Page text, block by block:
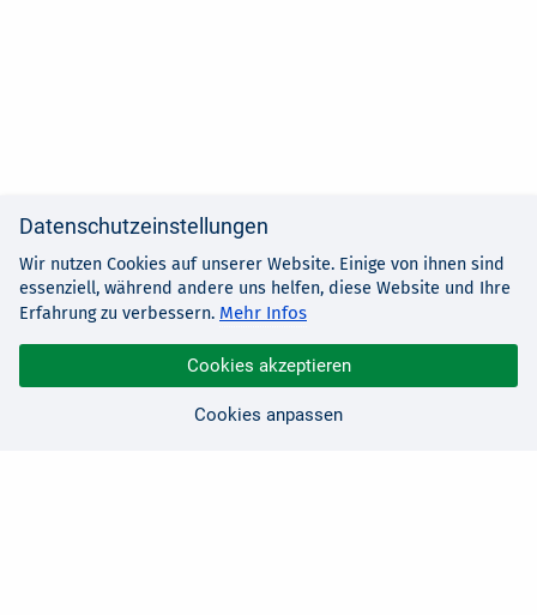
Datenschutzeinstellungen
Wir nutzen Cookies auf unserer Website. Einige von ihnen sind
essenziell, während andere uns helfen, diese Website und Ihre
Erfahrung zu verbessern. Mehr Infos
Cookies akzeptieren
Cookies anpassen